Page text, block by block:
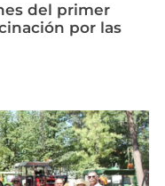
del primer
por las